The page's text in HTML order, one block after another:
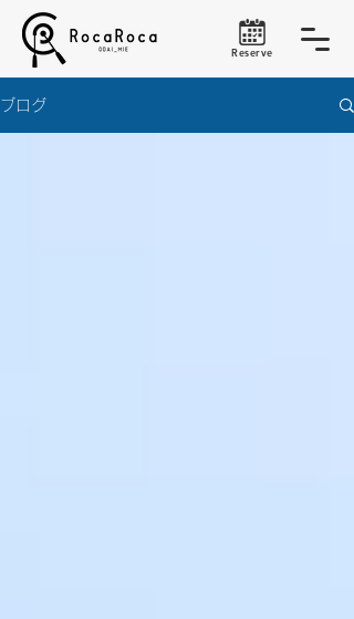
Reserve
ブログ